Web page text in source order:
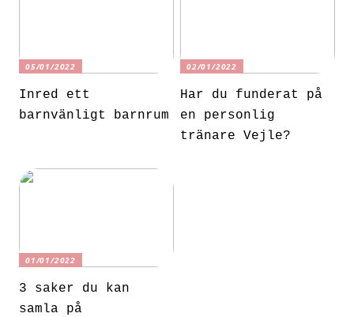
05/01/2022
Inred ett
barnvänligt barnrum
02/01/2022
Har du funderat på
en personlig
tränare Vejle?
01/01/2022
3 saker du kan
samla på